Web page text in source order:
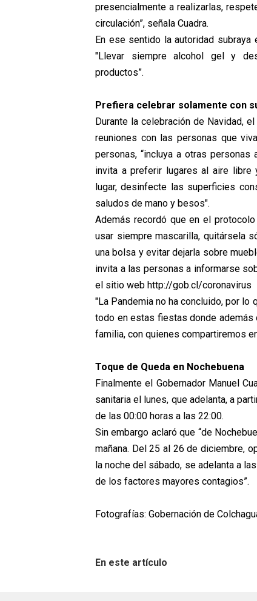
presencialmente a realizarlas,
circulación”, señala Cuadra.
En ese sentido la autoridad
"Llevar siempre alcohol gel y
productos”.
Prefiera celebrar solamente con
Durante la celebración de Navidad,
reuniones con las personas que
personas, “incluya a otras
invita a preferir lugares al aire
lugar, desinfecte las superficies
saludos de mano y besos".
Además recordó que en el
usar siempre mascarilla, quitársela
una bolsa y evitar dejarla sobre
invita a las personas a informarse
el sitio web http://gob.cl/coronavirus
"La Pandemia no ha concluido, por
todo en estas fiestas donde además
familia, con quienes compartiremos
Toque de Queda en Nochebuena
Finalmente el Gobernador Manuel
sanitaria el lunes, que adelanta, a
de las 00:00 horas a las 22:00.
Sin embargo aclaró que “de
mañana. Del 25 al 26 de diciembre,
la noche del sábado, se adelanta a
de los factores mayores contagios”.
Fotografías: Gobernación de
En este artículo